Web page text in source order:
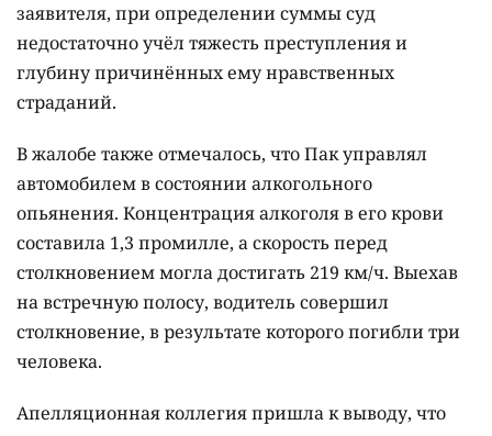
заявителя, при определении суммы суд
недостаточно учёл тяжесть преступления и
глубину причинённых ему нравственных
страданий.
В жалобе также отмечалось, что Пак управлял
автомобилем в состоянии алкогольного
опьянения. Концентрация алкоголя в его крови
составила 1,3 промилле, а скорость перед
столкновением могла достигать 219 км/ч. Выехав
на встречную полосу, водитель совершил
столкновение, в результате которого погибли три
человека.
Апелляционная коллегия пришла к выводу, что